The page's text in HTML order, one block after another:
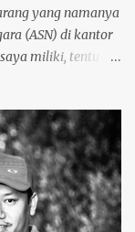
yang namanya
(ASN) di kantor
miliki, tentu
foto dan
memindahkan
ke harddisk
So, Komputer
Namun demikian,